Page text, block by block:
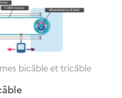
bicâble et tricâble